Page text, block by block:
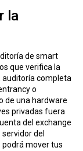
la
de smart
que verifica la
auditoría completa
o
de una hardware
privadas fuera
del exchange
del
mover tus